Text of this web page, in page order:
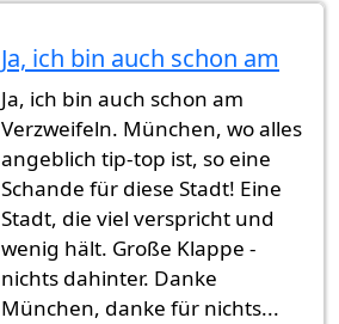
Ja, ich bin auch schon am
Ja, ich bin auch schon am
Verzweifeln. München, wo alles
angeblich tip-top ist, so eine
Schande für diese Stadt! Eine
Stadt, die viel verspricht und
wenig hält. Große Klappe -
nichts dahinter. Danke
München, danke für nichts...